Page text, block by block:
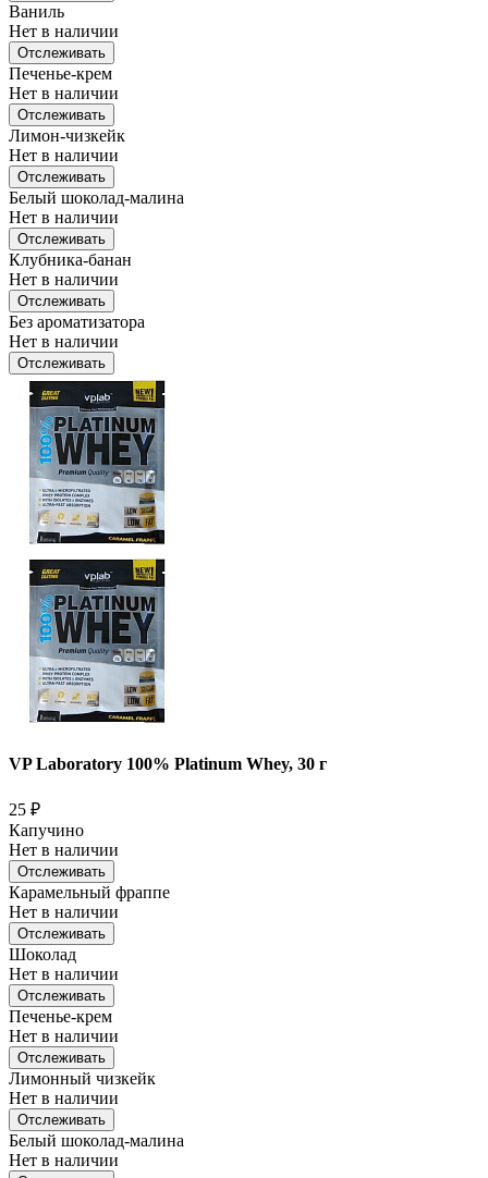
Ваниль
Нет в наличии
Отслеживать
Печенье-крем
Нет в наличии
Отслеживать
Лимон-чизкейк
Нет в наличии
Отслеживать
Белый шоколад-малина
Нет в наличии
Отслеживать
Клубника-банан
Нет в наличии
Отслеживать
Без ароматизатора
Нет в наличии
Отслеживать
VP Laboratory 100% Platinum Whey, 30 г
25 ₽
Капучино
Нет в наличии
Отслеживать
Карамельный фраппе
Нет в наличии
Отслеживать
Шоколад
Нет в наличии
Отслеживать
Печенье-крем
Нет в наличии
Отслеживать
Лимонный чизкейк
Нет в наличии
Отслеживать
Белый шоколад-малина
Нет в наличии